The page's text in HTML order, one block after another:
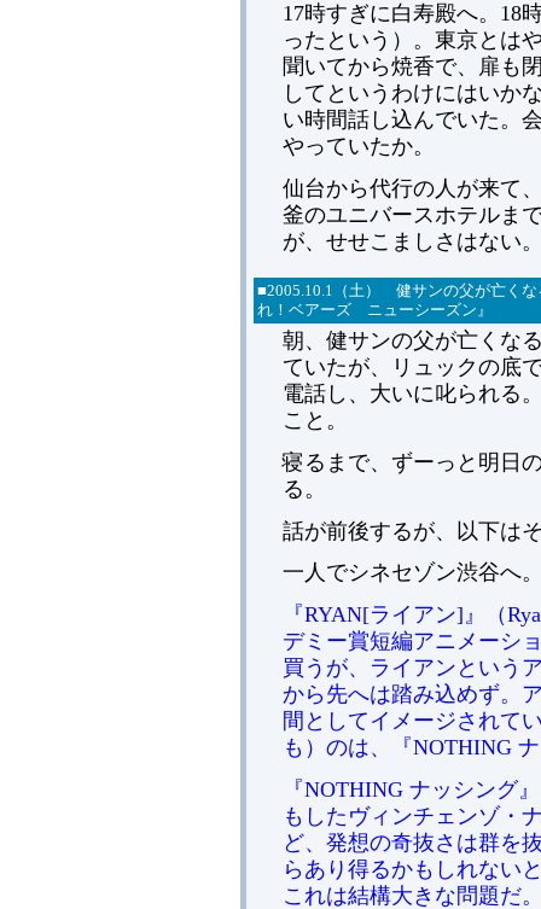
17時すぎに白寿殿へ。18
ったという）。東京とは
聞いてから焼香で、扉も
してというわけにはいか
い時間話し込んでいた。
やっていたか。
仙台から代行の人が来て
釜のユニバースホテルま
が、せせこましさはない
■2005.10.1（土） 健サンの父が亡く
れ！ベアーズ ニューシーズン』
朝、健サンの父が亡くな
ていたが、リュックの底
電話し、大いに叱られる
こと。
寝るまで、ずーっと明日
る。
話が前後するが、以下は
一人でシネセゾン渋谷へ
『RYAN[ライアン]』（
デミー賞短編アニメーシ
買うが、ライアンという
から先へは踏み込めず。
間としてイメージされて
も）のは、『NOTHING
『NOTHING ナッシング
もしたヴィンチェンゾ・
ど、発想の奇抜さは群を
らあり得るかもしれない
これは結構大きな問題だ